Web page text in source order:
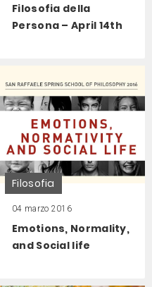
Filosofia della
Persona – April 14th
Filosofia
04 marzo 2016
Emotions, Normality,
and Social life